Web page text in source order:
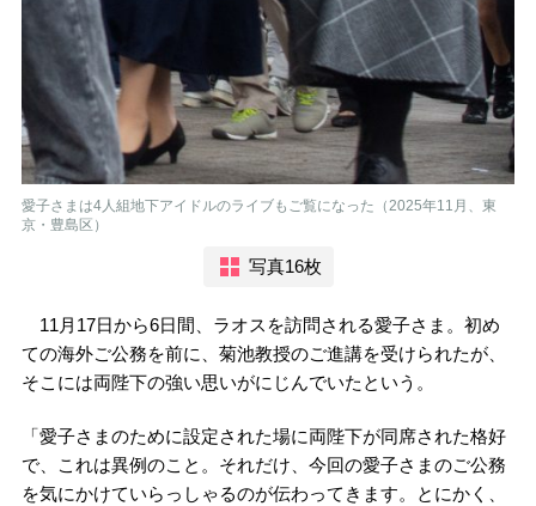
愛子さまは4人組地下アイドルのライブもご覧になった（2025年11月、東
京・豊島区）
写真16枚
11月17日から6日間、ラオスを訪問される愛子さま。初め
ての海外ご公務を前に、菊池教授のご進講を受けられたが、
そこには両陛下の強い思いがにじんでいたという。
「愛子さまのために設定された場に両陛下が同席された格好
で、これは異例のこと。それだけ、今回の愛子さまのご公務
を気にかけていらっしゃるのが伝わってきます。とにかく、